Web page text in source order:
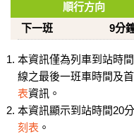
順行方向
下一班
9分
本資訊僅為列車到站時
線之最後一班車時間及
表資訊。
本資訊顯示到站時間20
刻表 。